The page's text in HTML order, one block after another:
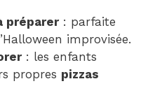
préparer: parfaite
improvisée.
: les enfants
propres pizzas